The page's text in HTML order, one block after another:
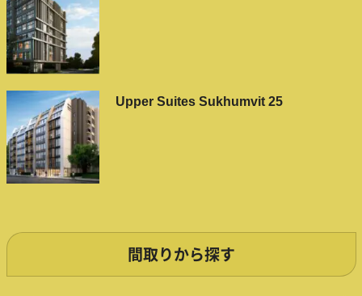
Upper Suites Sukhumvit 25
間取りから探す